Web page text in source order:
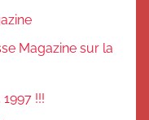
Magazine sur la
!!!